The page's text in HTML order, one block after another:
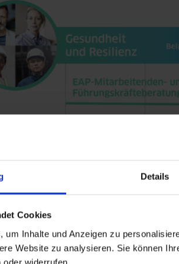
Details
Cookies
um Inhalte und Anzeigen zu
Website zu analysieren. Sie können